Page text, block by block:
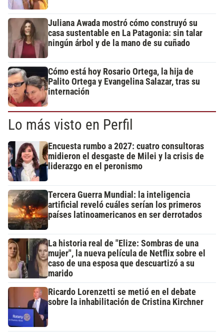
Juliana Awada mostró cómo construyó su
casa sustentable en La Patagonia: sin talar
ningún árbol y de la mano de su cuñado
Cómo está hoy Rosario Ortega, la hija de
Palito Ortega y Evangelina Salazar, tras su
internación
Lo más visto en Perfil
Encuesta rumbo a 2027: cuatro consultoras
midieron el desgaste de Milei y la crisis de
liderazgo en el peronismo
Tercera Guerra Mundial: la inteligencia
artificial reveló cuáles serían los primeros
países latinoamericanos en ser derrotados
La historia real de "Elize: Sombras de una
mujer", la nueva película de Netflix sobre el
caso de una esposa que descuartizó a su
marido
Ricardo Lorenzetti se metió en el debate
sobre la inhabilitación de Cristina Kirchner